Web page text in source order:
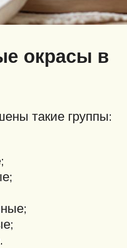
окрасы в
такие группы: